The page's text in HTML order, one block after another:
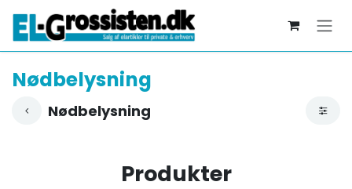
Nødbelysning
Nødbelysning
Produkter